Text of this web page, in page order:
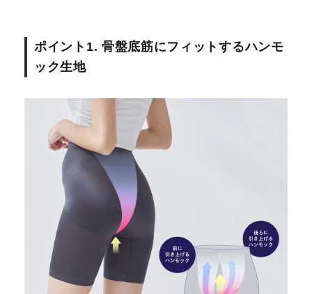
ポイント1. 骨盤底筋にフィットするハンモ
ック生地